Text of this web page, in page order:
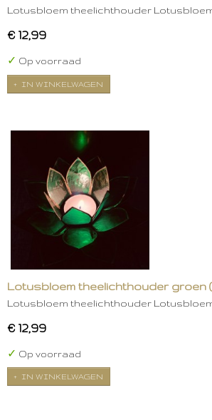
Lotusbloem theelichthouder
€ 12,99
✓ Op voorraad
IN WINKELWAGEN
Lotusbloem theelichthouder groen
Lotusbloem theelichthouder
€ 12,99
✓ Op voorraad
IN WINKELWAGEN